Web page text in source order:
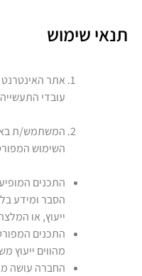
תנאי שימוש
אתר האינטרנט
עובדי
המשתמש/ת
השימוש
התכנים
הסבר ומידע
ייעוץ, או
התכנים
מהווים ייעוץ
החברה עושה